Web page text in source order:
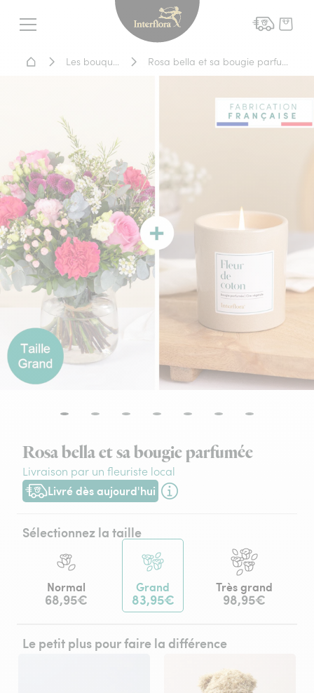
Menu
Interflora - livraison
Accueil - Livraison fleurs
Rosa bella et sa bougie parfumée
Livraison par un fleuriste local
Livré dès aujourd'hui
Livraison dès aujourd'hui (pour toute commande passée
Sélectionnez la taille
Normal
68,95€
Grand
83,95€
Très grand
98,95€
Le petit plus pour faire la différence